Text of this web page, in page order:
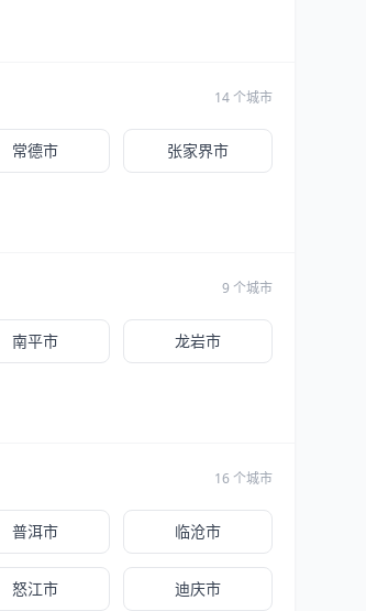
14 个城市
常德市 张家界市
9 个城市
南平市 龙岩市
16 个城市
普洱市 临沧市
怒江市 迪庆市